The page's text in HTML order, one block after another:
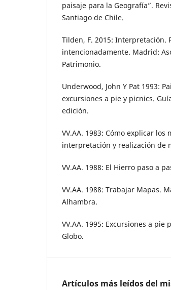
paisaje para la Geografía”.
Santiago de Chile.
Tilden, F. 2015: Interpretación.
intencionadamente. Madrid:
Patrimonio.
Underwood, John Y Pat 1993:
excursiones a pie y picnics.
edición.
VV.AA. 1983: Cómo explicar
interpretación y realización de
VV.AA. 1988: El Hierro paso a
VV.AA. 1988: Trabajar Mapas.
Alhambra.
VV.AA. 1995: Excursiones a
Globo.
Artículos más leídos del